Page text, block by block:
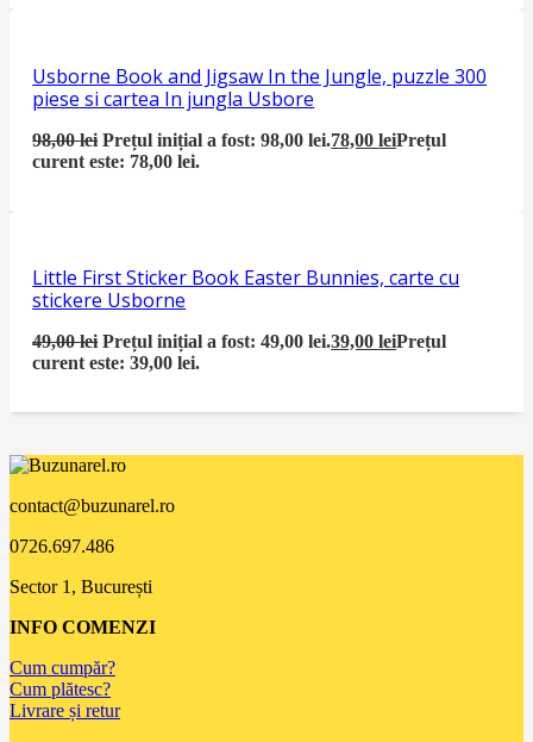
Usborne Book and Jigsaw In the Jungle, puzzle 300
piese si cartea In jungla Usbore
98,00lei Prețul inițial a fost: 98,00 lei.78,00leiPrețul
curent este: 78,00 lei.
Little First Sticker Book Easter Bunnies, carte cu
stickere Usborne
49,00lei Prețul inițial a fost: 49,00 lei.39,00leiPrețul
curent este: 39,00 lei.
contact@buzunarel.ro
0726.697.486
Sector 1, București
INFO COMENZI
Cum cumpăr?
Cum plătesc?
Livrare și retur